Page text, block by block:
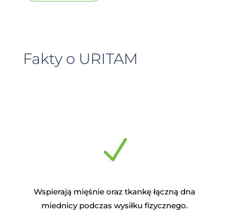
Fakty o URITAM
N
Wspierają mięśnie oraz tkankę łączną dna
miednicy podczas wysiłku fizycznego.